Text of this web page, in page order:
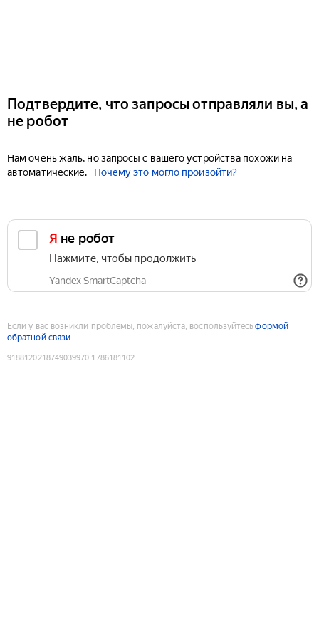
Подтвердите, что запросы отправляли вы, а
не робот
Нам очень жаль, но запросы с вашего устройства похожи на
автоматические.
Почему это могло произойти?
Я не робот
Нажмите, чтобы продолжить
Yandex SmartCaptcha
Если у вас возникли проблемы, пожалуйста, воспользуйтесьформой
обратной связи
9188120218749039970:1786181102